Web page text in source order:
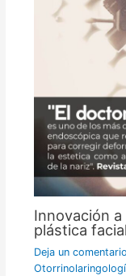
Innovación
plástica facial
Deja un comentario